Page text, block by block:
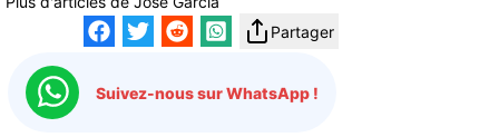
Partager
Suivez-nous sur WhatsApp !